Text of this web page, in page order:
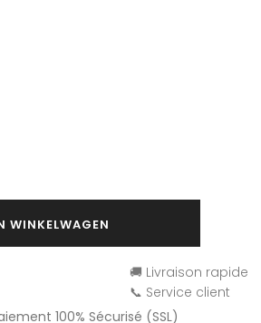
WINKELWAGEN
🚚 Livraison rapide
📞 Service client
100% Sécurisé (SSL)